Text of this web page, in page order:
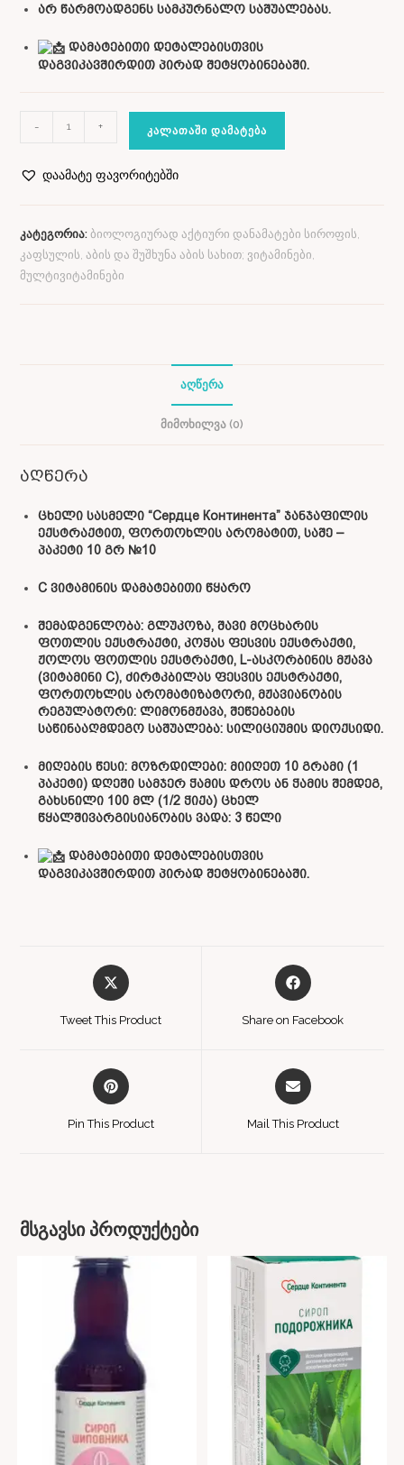
არ წარმოადგენს სამკურნალო საშუალებას.
დამატებითი დეტალებისთვის
დაგვიკავშირდით პირად შეტყობინებაში.
- + ᲙᲐᲚᲐᲗᲐᲨᲘ ᲓᲐᲛᲐᲢᲔᲑᲐ
დაამატე ფავორიტებში
კატეგორია:ბიოლოგიურად აქტიური დანამატები სიროფის,
კაფსულის, აბის და შუშხუნა აბის სახით; ვიტამინები,
მულტივიტამინები
ᲐᲦᲬᲔᲠᲐ
ᲛᲘᲛᲝᲮᲘᲚᲕᲐ (0)
აღწერა
ცხელი სასმელი “Сердце Континента” ჯანჯაფილის
ექსტრაქტით, ფორთოხლის არომატით, საშე –
პაკეტი 10 გრ №10
C ვიტამინის დამატებითი წყარო
შემადგენლობა: გლუკოზა, შავი მოცხარის
ფოთლის ექსტრაქტი, კოჭას ფესვის ექსტრაქტი,
ჟოლოს ფოთლის ექსტრაქტი, L-ასკორბინის მჟავა
(ვიტამინი C), ძირტკბილას ფესვის ექსტრაქტი,
ფორთოხლის არომატიზატორი, მჟავიანობის
რეგულატორი: ლიმონმჟავა, შეწებების
საწინააღმდეგო საშუალება: სილიციუმის დიოქსიდი.
მიღების წესი: მოზრდილები: მიიღეთ 10 გრამი (1
პაკეტი) დღეში სამჯერ ჭამის დროს ან ჭამის შემდეგ,
გახსნილი 100 მლ (1/2 ჭიქა) ცხელ
წყალშივარგისიანობის ვადა: 3 წელი
დამატებითი დეტალებისთვის
დაგვიკავშირდით პირად შეტყობინებაში.
Tweet This Product Share on Facebook
Pin This Product Mail This Product
მსგავსი პროდუქტები